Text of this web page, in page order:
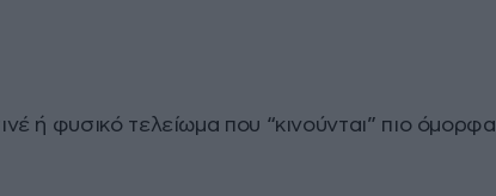
ή φυσικό τελείωμα που “κινούνται” πιο όμορφα